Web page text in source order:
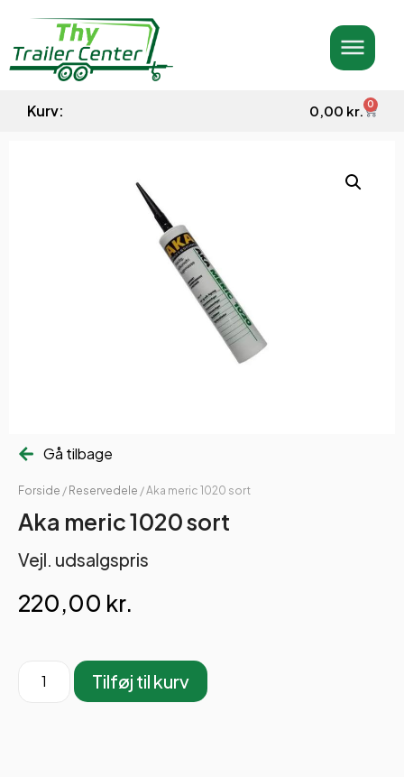
Kurv: 0,00 kr. 0
Gå tilbage
Forside / Reservedele / Aka meric 1020 sort
Aka meric 1020 sort
Vejl. udsalgspris
220,00 kr.
Tilføj til kurv